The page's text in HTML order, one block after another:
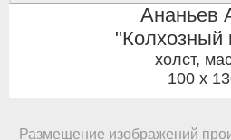
Ананьев
"Колхозный
холст,
100 x
Размещение изображений